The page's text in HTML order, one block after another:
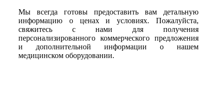
Мы всегда готовы предоставить вам детальную
информацию о ценах и условиях. Пожалуйста,
свяжитесь с нами для получения
персонализированного коммерческого предложения
и дополнительной информации о нашем
медицинском оборудовании.